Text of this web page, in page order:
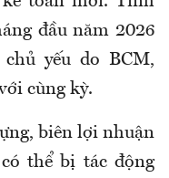
đầu năm 2026
yếu do BCM,
cùng kỳ.
biên lợi nhuận
thể bị tác động